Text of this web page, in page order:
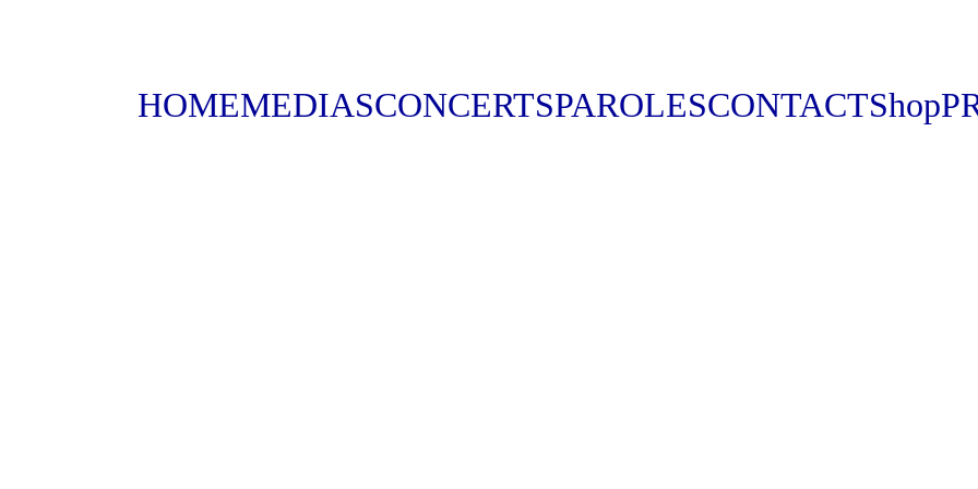
HOMEMEDIASCONCERTSPAROLESCONTACTShop